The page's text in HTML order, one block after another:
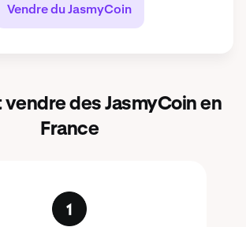
Vendre du JasmyCoin
des JasmyCoin en
France